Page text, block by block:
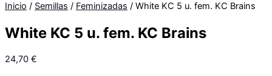
Inicio / Semillas / Feminizadas / White KC 5 u. fem. KC Brains
White KC 5 u. fem. KC Brains
24,70 €